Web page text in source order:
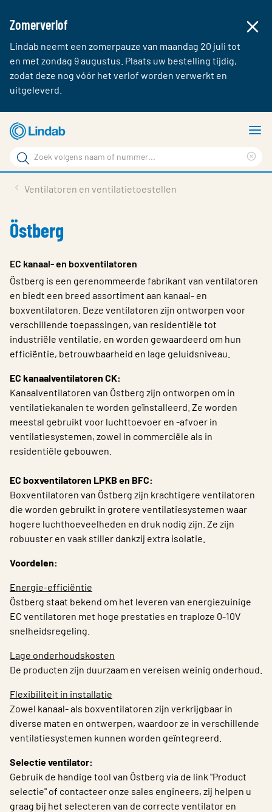
Zomerverlof
Lindab neemt een zomerpauze van maandag 20 juli tot
en met zondag 9 augustus. Plaats uw bestelling tijdig,
zodat deze nog vóór het verlof worden verwerkt en
uitgeleverd.
naar
hoofdinhoud
Zoek
Zoek
Contact
Choose languge
Belgium - Dutch
Ventilatoren en ventilatietoestellen
Östberg
EC kanaal- en boxventilatoren
Östberg is een gerenommeerde fabrikant van ventilatoren
en biedt een breed assortiment aan kanaal- en
boxventilatoren. Deze ventilatoren zijn ontworpen voor
verschillende toepassingen, van residentiële tot
industriële ventilatie, en worden gewaardeerd om hun
efficiëntie, betrouwbaarheid en lage geluidsniveau.
EC kanaalventilatoren CK:
Kanaalventilatoren van Östberg zijn ontworpen om in
ventilatiekanalen te worden geïnstalleerd. Ze worden
meestal gebruikt voor luchttoevoer en -afvoer in
ventilatiesystemen, zowel in commerciële als in
residentiële gebouwen.
EC boxventilatoren LPKB en BFC:
Boxventilatoren van Östberg zijn krachtigere ventilatoren
die worden gebruikt in grotere ventilatiesystemen waar
hogere luchthoeveelheden en druk nodig zijn. Ze zijn
robuuster en vaak stiller dankzij extra isolatie.
Voordelen:
Energie-efficiëntie
Östberg staat bekend om het leveren van energiezuinige
EC ventilatoren met hoge prestaties en traploze 0-10V
snelheidsregeling.
Lage onderhoudskosten
De producten zijn duurzaam en vereisen weinig onderhoud.
Flexibiliteit in installatie
Zowel kanaal- als boxventilatoren zijn verkrijgbaar in
diverse maten en ontwerpen, waardoor ze in verschillende
ventilatiesystemen kunnen worden geïntegreerd.
Selectie ventilator:
Gebruik de handige tool van Östberg via de link "Product
selectie" of contacteer onze sales engineers, zij helpen u
graag bij het selecteren van de correcte ventilator en